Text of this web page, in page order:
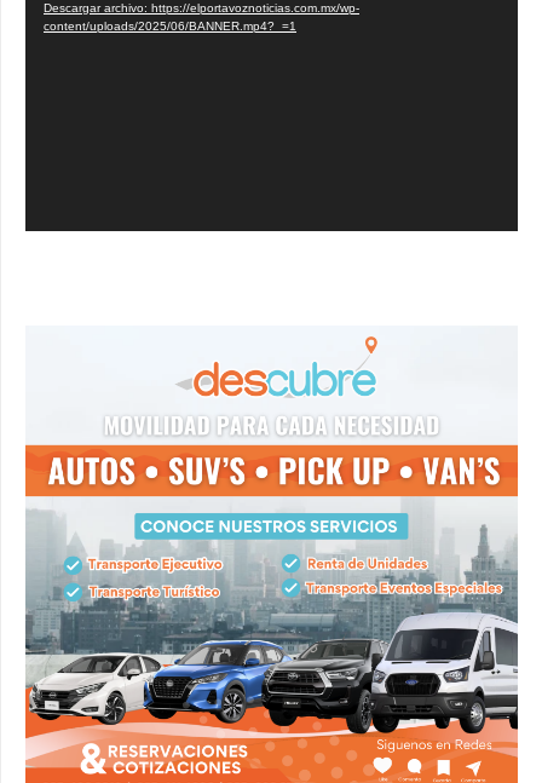
vídeo
Descargar archivo: https://elportavoznoticias.com.mx/wp-
content/uploads/2025/06/BANNER.mp4?_=1